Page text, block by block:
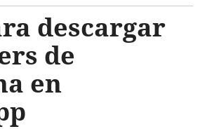
descargar
de
en